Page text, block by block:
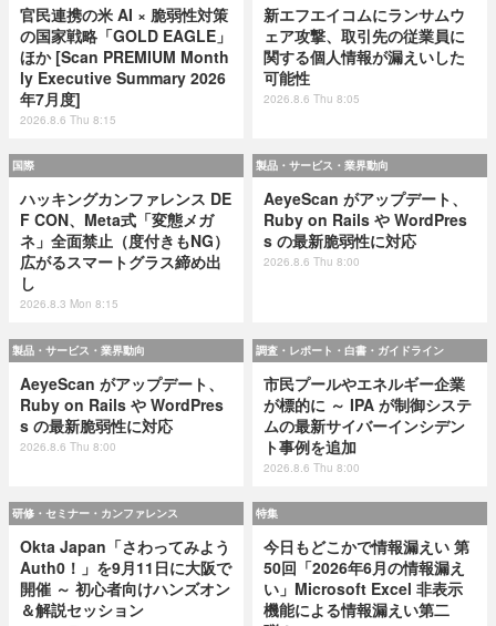
官民連携の米 AI × 脆弱性対策
の国家戦略「GOLD EAGLE」
ほか [Scan PREMIUM Month
ly Executive Summary 2026
年7月度]
2026.8.6 Thu 8:15
新エフエイコムにランサムウ
ェア攻撃、取引先の従業員に
関する個人情報が漏えいした
可能性
2026.8.6 Thu 8:05
国際
ハッキングカンファレンス DE
F CON、Meta式「変態メガ
ネ」全面禁止（度付きもNG）
広がるスマートグラス締め出
し
2026.8.3 Mon 8:15
製品・サービス・業界動向
AeyeScan がアップデート、
Ruby on Rails や WordPres
s の最新脆弱性に対応
2026.8.6 Thu 8:00
製品・サービス・業界動向
AeyeScan がアップデート、
Ruby on Rails や WordPres
s の最新脆弱性に対応
2026.8.6 Thu 8:00
調査・レポート・白書・ガイドライン
市民プールやエネルギー企業
が標的に ～ IPA が制御システ
ムの最新サイバーインシデン
ト事例を追加
2026.8.6 Thu 8:00
研修・セミナー・カンファレンス
Okta Japan「さわってみよう
Auth0！」を9月11日に大阪で
開催 ～ 初心者向けハンズオン
＆解説セッション
特集
今日もどこかで情報漏えい 第
50回「2026年6月の情報漏え
い」Microsoft Excel 非表示
機能による情報漏えい第二